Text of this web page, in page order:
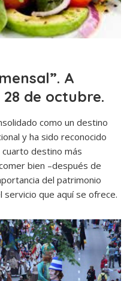
A
de octubre.
como un destino
y ha sido reconocido
destino más
bien –después de
del patrimonio
servicio que aquí se ofrece.